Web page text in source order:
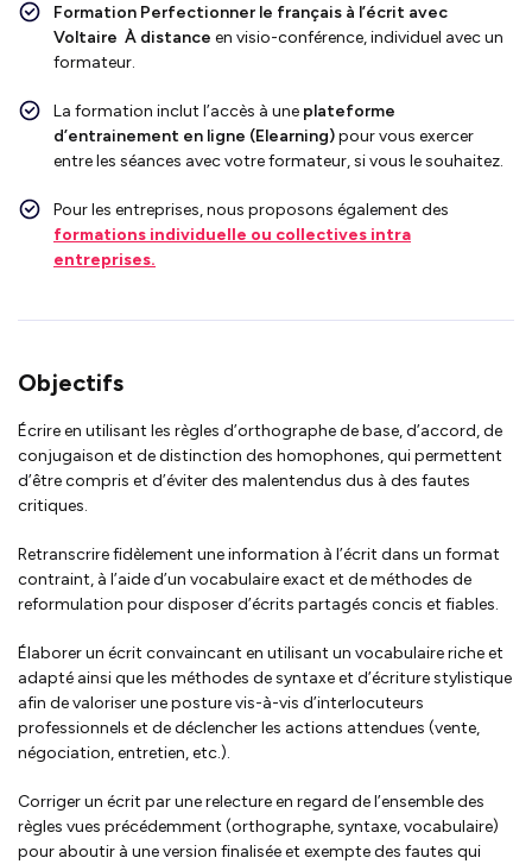
Formation Perfectionner le français à l’écrit avec
Voltaire À distance en visio-conférence, individuel avec un
formateur.
La formation inclut l’accès à une plateforme
d’entrainement en ligne (Elearning)pour vous exercer
entre les séances avec votre formateur, si vous le souhaitez.
Pour les entreprises, nous proposons également des
formations individuelle ou collectives intra
entreprises.
Objectifs
Écrire en utilisant les règles d’orthographe de base, d’accord, de
conjugaison et de distinction des homophones, qui permettent
d’être compris et d’éviter des malentendus dus à des fautes
critiques.
Retranscrire fidèlement une information à l’écrit dans un format
contraint, à l’aide d’un vocabulaire exact et de méthodes de
reformulation pour disposer d’écrits partagés concis et fiables.
Élaborer un écrit convaincant en utilisant un vocabulaire riche et
adapté ainsi que les méthodes de syntaxe et d’écriture stylistique
afin de valoriser une posture vis-à-vis d’interlocuteurs
professionnels et de déclencher les actions attendues (vente,
négociation, entretien, etc.).
Corriger un écrit par une relecture en regard de l’ensemble des
règles vues précédemment (orthographe, syntaxe, vocabulaire)
pour aboutir à une version finalisée et exempte des fautes qui